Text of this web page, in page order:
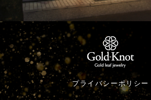
プライバシーポリシー